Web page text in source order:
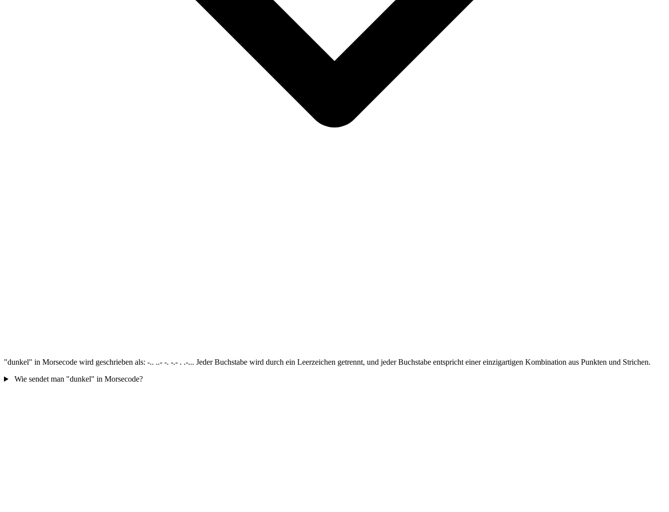
"dunkel" in Morsecode wird geschrieben als: -.. ..- -. -.- . .-... Jeder Buchstabe wird durch ein Leerzeichen getrennt, und jeder Buchstabe entspricht einer einzigartigen Kombination aus Punkten und Strichen.
Wie sendet man "dunkel" in Morsecode?